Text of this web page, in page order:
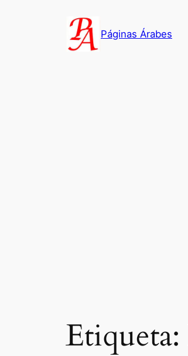
Páginas Árabes
Etiqueta: